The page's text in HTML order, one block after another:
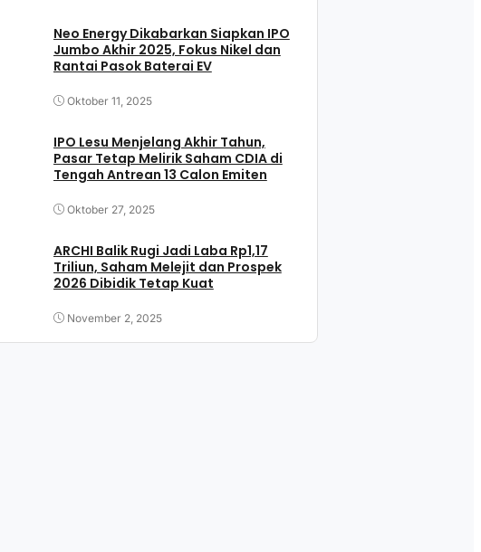
Neo Energy Dikabarkan Siapkan IPO
Jumbo Akhir 2025, Fokus Nikel dan
Rantai Pasok Baterai EV
Oktober 11, 2025
IPO Lesu Menjelang Akhir Tahun,
Pasar Tetap Melirik Saham CDIA di
Tengah Antrean 13 Calon Emiten
Oktober 27, 2025
ARCHI Balik Rugi Jadi Laba Rp1,17
Triliun, Saham Melejit dan Prospek
2026 Dibidik Tetap Kuat
November 2, 2025